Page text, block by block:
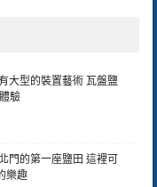
大型的裝置藝術 瓦盤鹽
驗
門的第一座鹽田 這裡可
樂趣